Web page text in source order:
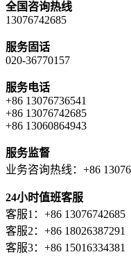
全国咨询热线
13076742685
服务固话
020-36770157
服务电话
+86 13076736541
+86 13076742685
+86 13060864943
服务监督
业务咨询热线：+86
24小时值班客服
客服1：+86 13076742685
客服2：+86 18026387291
客服3：+86 15016334381